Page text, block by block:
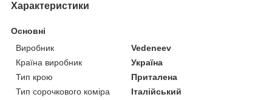
Характеристики
Основні
Виробник
Vedeneev
Країна виробник
Україна
Тип крою
Приталена
Тип сорочкового коміра
Італійський